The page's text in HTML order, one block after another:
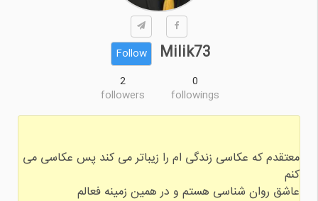
Milik73
Follow
0
followings
2
followers
معتقدم که عکاسی زندگی ام را زیباتر می کند پس عکاسی می
کنم
عاشق روان شناسی هستم و در همین زمینه فعالم